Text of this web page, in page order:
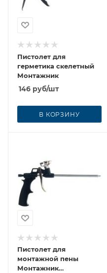
Пистолет для
герметика скелетный
Монтажник
146 руб/шт
В КОРЗИНУ
Пистолет для
монтажной пены
Монтажник